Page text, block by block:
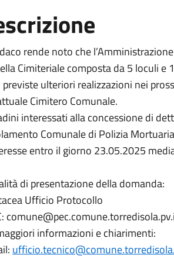
rende noto che
Cimiteriale composta da 5 loculi e
ulteriori realizzazioni nei
Cimitero Comunale.
interessati alla concessione di
Comunale di Polizia
entro il giorno 23.05.2025
di presentazione della domanda:
Ufficio Protocollo
informazioni e chiarimenti: